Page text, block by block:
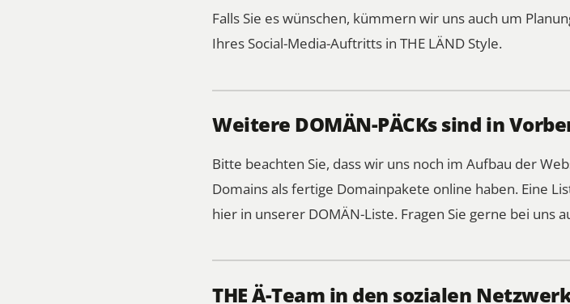
Falls Sie es wünschen, kümmern wir uns auch um
Ihres Social-Media-Auftritts in THE LÄND Style.
Weitere DOMÄN-PÄCKs sind in
Bitte beachten Sie, dass wir uns noch im Aufbau der
Domains als fertige Domainpakete online haben. Eine
hier in unserer DOMÄN-Liste. Fragen Sie gerne bei uns
THE Ä-Team in den sozialen